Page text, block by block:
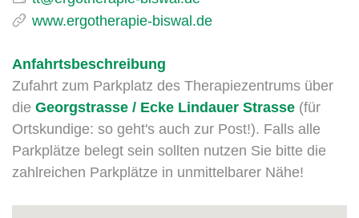
www.ergotherapie-biswal.de
Anfahrtsbeschreibung
Zufahrt zum Parkplatz des Therapiezentrums über
die Georgstrasse / Ecke Lindauer Strasse (für
Ortskundige: so geht's auch zur Post!). Falls alle
Parkplätze belegt sein sollten nutzen Sie bitte die
zahlreichen Parkplätze in unmittelbarer Nähe!